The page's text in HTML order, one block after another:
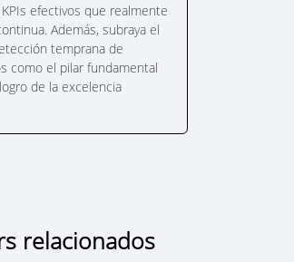
efectivos que realmente
Además, subraya el
temprana de
como el pilar fundamental
de la excelencia
relacionados